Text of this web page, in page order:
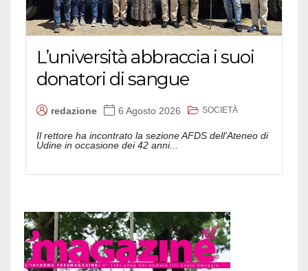
L’università abbraccia i suoi
donatori di sangue
redazione 6 Agosto 2026 SOCIETÀ
Il rettore ha incontrato la sezione AFDS dell'Ateneo di
Udine in occasione dei 42 anni...